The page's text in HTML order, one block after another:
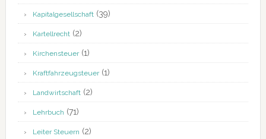
Kapitalgesellschaft(39)
Kartellrecht(2)
Kirchensteuer(1)
Kraftfahrzeugsteuer(1)
Landwirtschaft(2)
Lehrbuch (71)
Leiter Steuern (2)